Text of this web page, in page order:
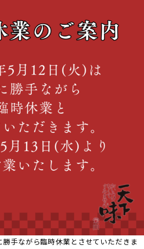
手ながら臨時休業とさせていただきま